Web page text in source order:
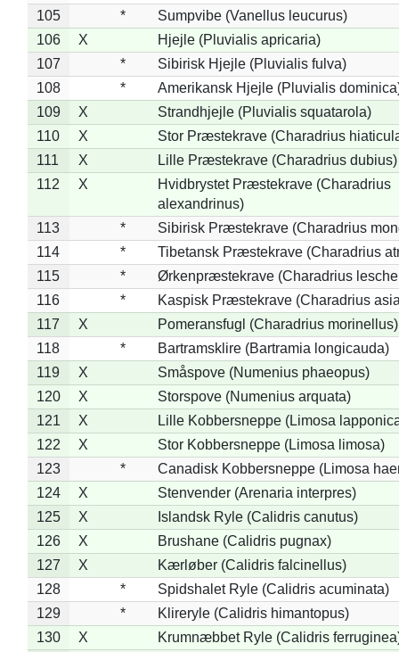
105 *
Sumpvibe (Vanellus leucurus)
106
X
Hjejle (Pluvialis apricaria)
107
*
Sibirisk Hjejle (Pluvialis fulva)
108
*
Amerikansk Hjejle (Pluvialis
109
X
Strandhjejle (Pluvialis squatarola)
110
X
Stor Præstekrave (Charadrius
111
X
Lille Præstekrave (Charadrius dubius)
112
X
Hvidbrystet Præstekrave (Charadrius
alexandrinus)
113
*
Sibirisk Præstekrave (Charadrius
114
*
Tibetansk Præstekrave (Charadrius
115
*
Ørkenpræstekrave (Charadrius
116
*
Kaspisk Præstekrave (Charadrius
117
X
Pomeransfugl (Charadrius morinellus)
118
*
Bartramsklire (Bartramia longicauda)
119
X
Småspove (Numenius phaeopus)
120
X
Storspove (Numenius arquata)
121
X
Lille Kobbersneppe (Limosa
122
X
Stor Kobbersneppe (Limosa limosa)
123
*
Canadisk Kobbersneppe (Limosa
124
X
Stenvender (Arenaria interpres)
125
X
Islandsk Ryle (Calidris canutus)
126
X
Brushane (Calidris pugnax)
127
X
Kærløber (Calidris falcinellus)
128
*
Spidshalet Ryle (Calidris acuminata)
129
*
Klireryle (Calidris himantopus)
130
X
Krumnæbbet Ryle (Calidris